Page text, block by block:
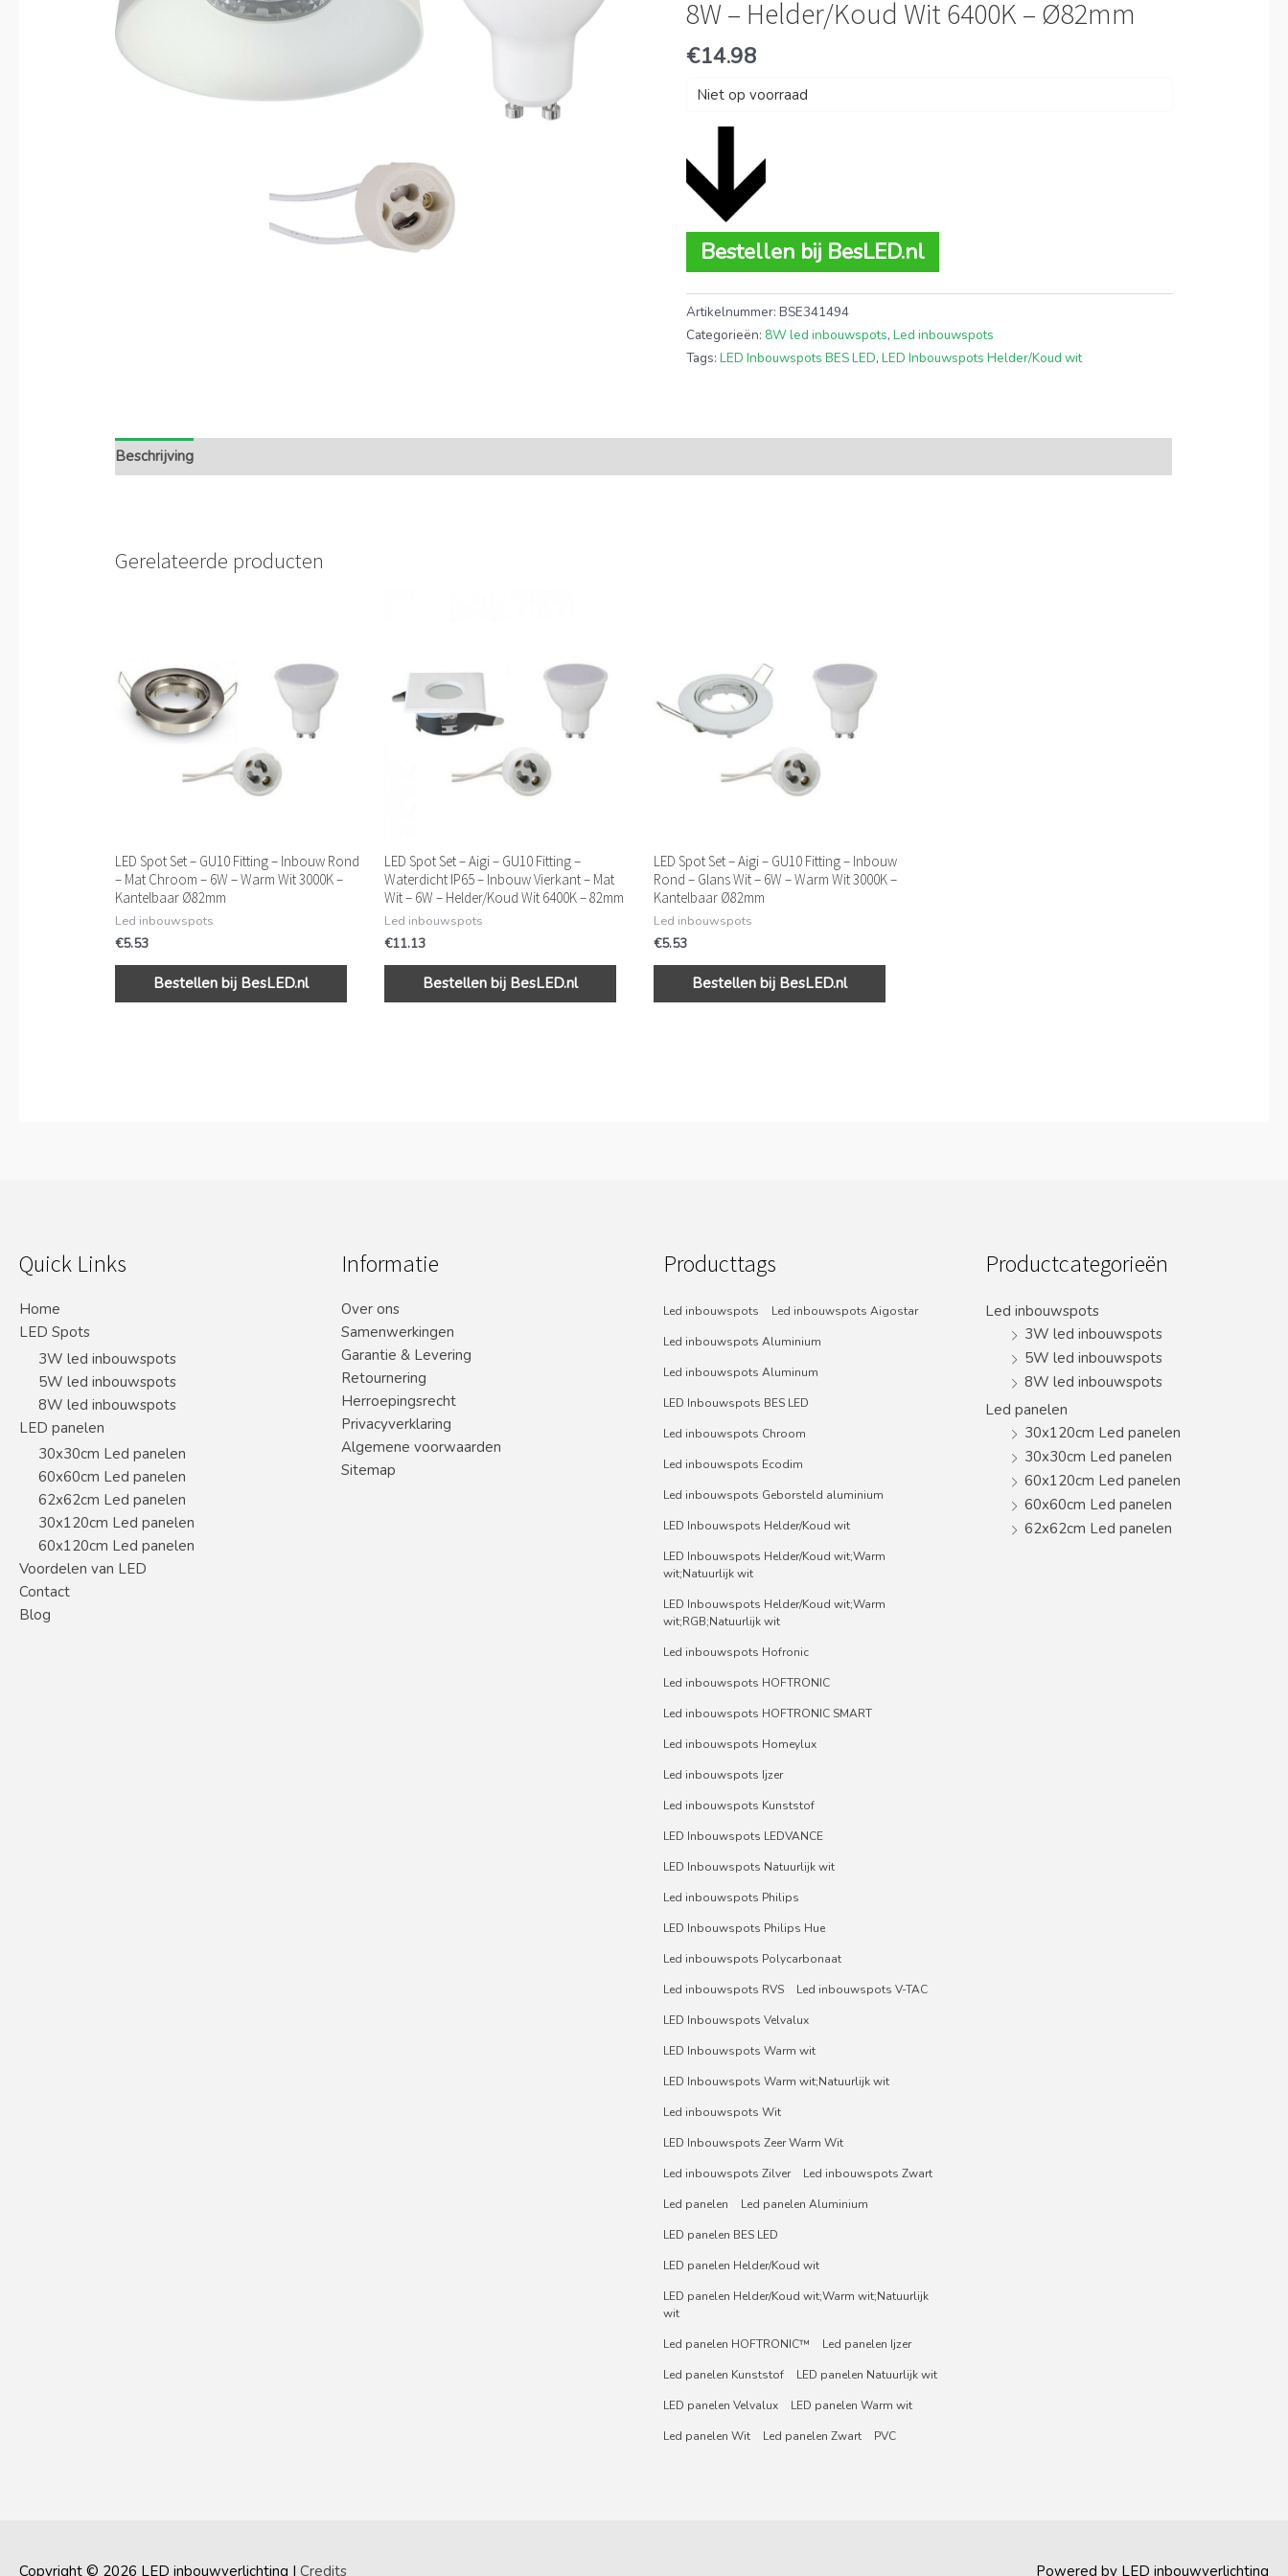
8W – Helder/Koud Wit 6400K – Ø82mm
€14.98
Niet op voorraad
Bestellen bij BesLED.nl
Artikelnummer:BSE341494
Categorieën: 8W led inbouwspots,Led inbouwspots
Tags:LED Inbouwspots BES LED,LED Inbouwspots Helder/Koud wit
Beschrijving
Gerelateerde producten
LED Spot Set – GU10 Fitting – Inbouw Rond
– Mat Chroom – 6W – Warm Wit 3000K –
Kantelbaar Ø82mm
Led inbouwspots
€5.53
Bestellen bij BesLED.nl
LED Spot Set – Aigi – GU10 Fitting –
Waterdicht IP65 – Inbouw Vierkant – Mat
Wit – 6W – Helder/Koud Wit 6400K – 82mm
Led inbouwspots
€11.13
Bestellen bij BesLED.nl
LED Spot Set – Aigi – GU10 Fitting – Inbouw
Rond – Glans Wit – 6W – Warm Wit 3000K –
Kantelbaar Ø82mm
Led inbouwspots
€5.53
Bestellen bij BesLED.nl
Quick Links
Home
LED Spots
3W led inbouwspots
5W led inbouwspots
8W led inbouwspots
LED panelen
30x30cm Led panelen
60x60cm Led panelen
62x62cm Led panelen
30x120cm Led panelen
60x120cm Led panelen
Voordelen van LED
Contact
Blog
Informatie
Over ons
Samenwerkingen
Garantie & Levering
Retournering
Herroepingsrecht
Privacyverklaring
Algemene voorwaarden
Sitemap
Producttags
Led inbouwspots
Led inbouwspots Aigostar
Led inbouwspots Aluminium
Led inbouwspots Aluminum
LED Inbouwspots BES LED
Led inbouwspots Chroom
Led inbouwspots Ecodim
Led inbouwspots Geborsteld aluminium
LED Inbouwspots Helder/Koud wit
LED Inbouwspots Helder/Koud wit;Warm
wit;Natuurlijk wit
LED Inbouwspots Helder/Koud wit;Warm
wit;RGB;Natuurlijk wit
Led inbouwspots Hofronic
Led inbouwspots HOFTRONIC
Led inbouwspots HOFTRONIC SMART
Led inbouwspots Homeylux
Led inbouwspots Ijzer
Led inbouwspots Kunststof
LED Inbouwspots LEDVANCE
LED Inbouwspots Natuurlijk wit
Led inbouwspots Philips
LED Inbouwspots Philips Hue
Led inbouwspots Polycarbonaat
Led inbouwspots RVS
Led inbouwspots V-TAC
LED Inbouwspots Velvalux
LED Inbouwspots Warm wit
LED Inbouwspots Warm wit;Natuurlijk wit
Led inbouwspots Wit
LED Inbouwspots Zeer Warm Wit
Led inbouwspots Zilver
Led inbouwspots Zwart
Led panelen
Led panelen Aluminium
LED panelen BES LED
LED panelen Helder/Koud wit
LED panelen Helder/Koud wit;Warm wit;Natuurlijk
wit
Led panelen HOFTRONIC™
Led panelen Ijzer
Led panelen Kunststof
LED panelen Natuurlijk wit
LED panelen Velvalux
LED panelen Warm wit
Led panelen Wit
Led panelen Zwart PVC
Productcategorieën
Led inbouwspots
3W led inbouwspots
5W led inbouwspots
8W led inbouwspots
Led panelen
30x120cm Led panelen
30x30cm Led panelen
60x120cm Led panelen
60x60cm Led panelen
62x62cm Led panelen
Copyright © 2026 LED inbouwverlichting | Credits Powered by LED inbouwverlichting